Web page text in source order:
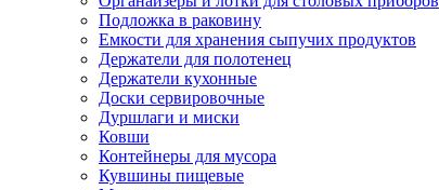
Подложка в раковину
Емкости для хранения сыпучих продуктов
Держатели для полотенец
Держатели кухонные
Доски сервировочные
Дуршлаги и миски
Ковши
Контейнеры для мусора
Кувшины пищевые